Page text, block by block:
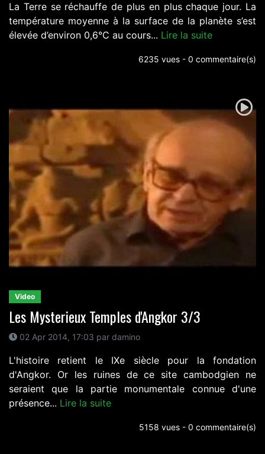
La Terre se réchauffe de plus en plus chaque jour. La
température moyenne à la surface de la planète s’est
élevée d’environ 0,6°C au cours... Lire la suite
6235 vues - 0 commentaire(s)
Video
Les Mysterieux Temples d'Angkor 3/3
02 Apr 2014, 17:03 par damino
L'histoire retient le IXe siècle pour la fondation
d'Angkor. Or les ruines de ce site cambodgien ne
seraient que la partie monumentale connue d'une
présence... Lire la suite
5158 vues - 0 commentaire(s)